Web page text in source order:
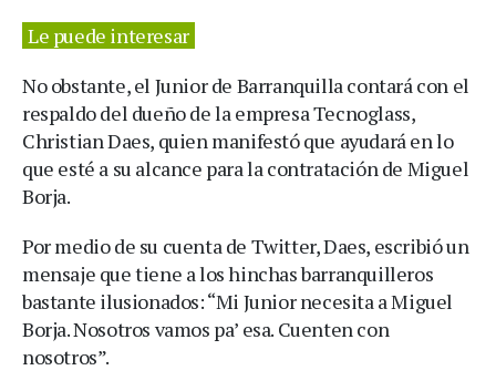
Le puede interesar
No obstante, el Junior de Barranquilla contará con el
respaldo del dueño de la empresa Tecnoglass,
Christian Daes, quien manifestó que ayudará en lo
que esté a su alcance para la contratación de Miguel
Borja.
Por medio de su cuenta de Twitter, Daes, escribió un
mensaje que tiene a los hinchas barranquilleros
bastante ilusionados: “Mi Junior necesita a Miguel
Borja. Nosotros vamos pa’ esa. Cuenten con
nosotros”.